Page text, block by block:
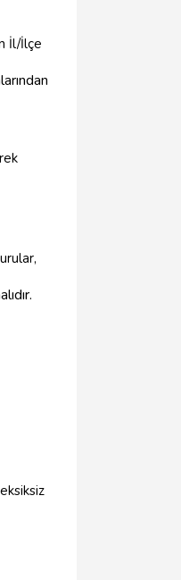
İl/İlçe